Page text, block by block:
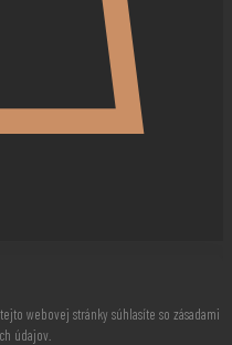
webovej stránky súhlasíte so zásadami
údajov.